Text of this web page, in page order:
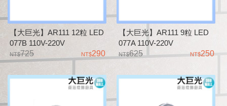
【大巨光】AR111 12粒 LED
077B 110V-220V
725
290
【大巨光】AR111 9粒 LED
077A 110V-220V
625
250